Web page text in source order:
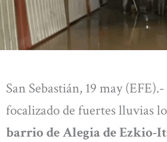
San Sebastián, 19 may
focalizado de fuertes lluvias
barrio de Alegia de Ezkio-